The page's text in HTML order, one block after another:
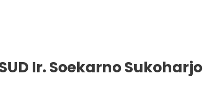
Ir. Soekarno Sukoharjo